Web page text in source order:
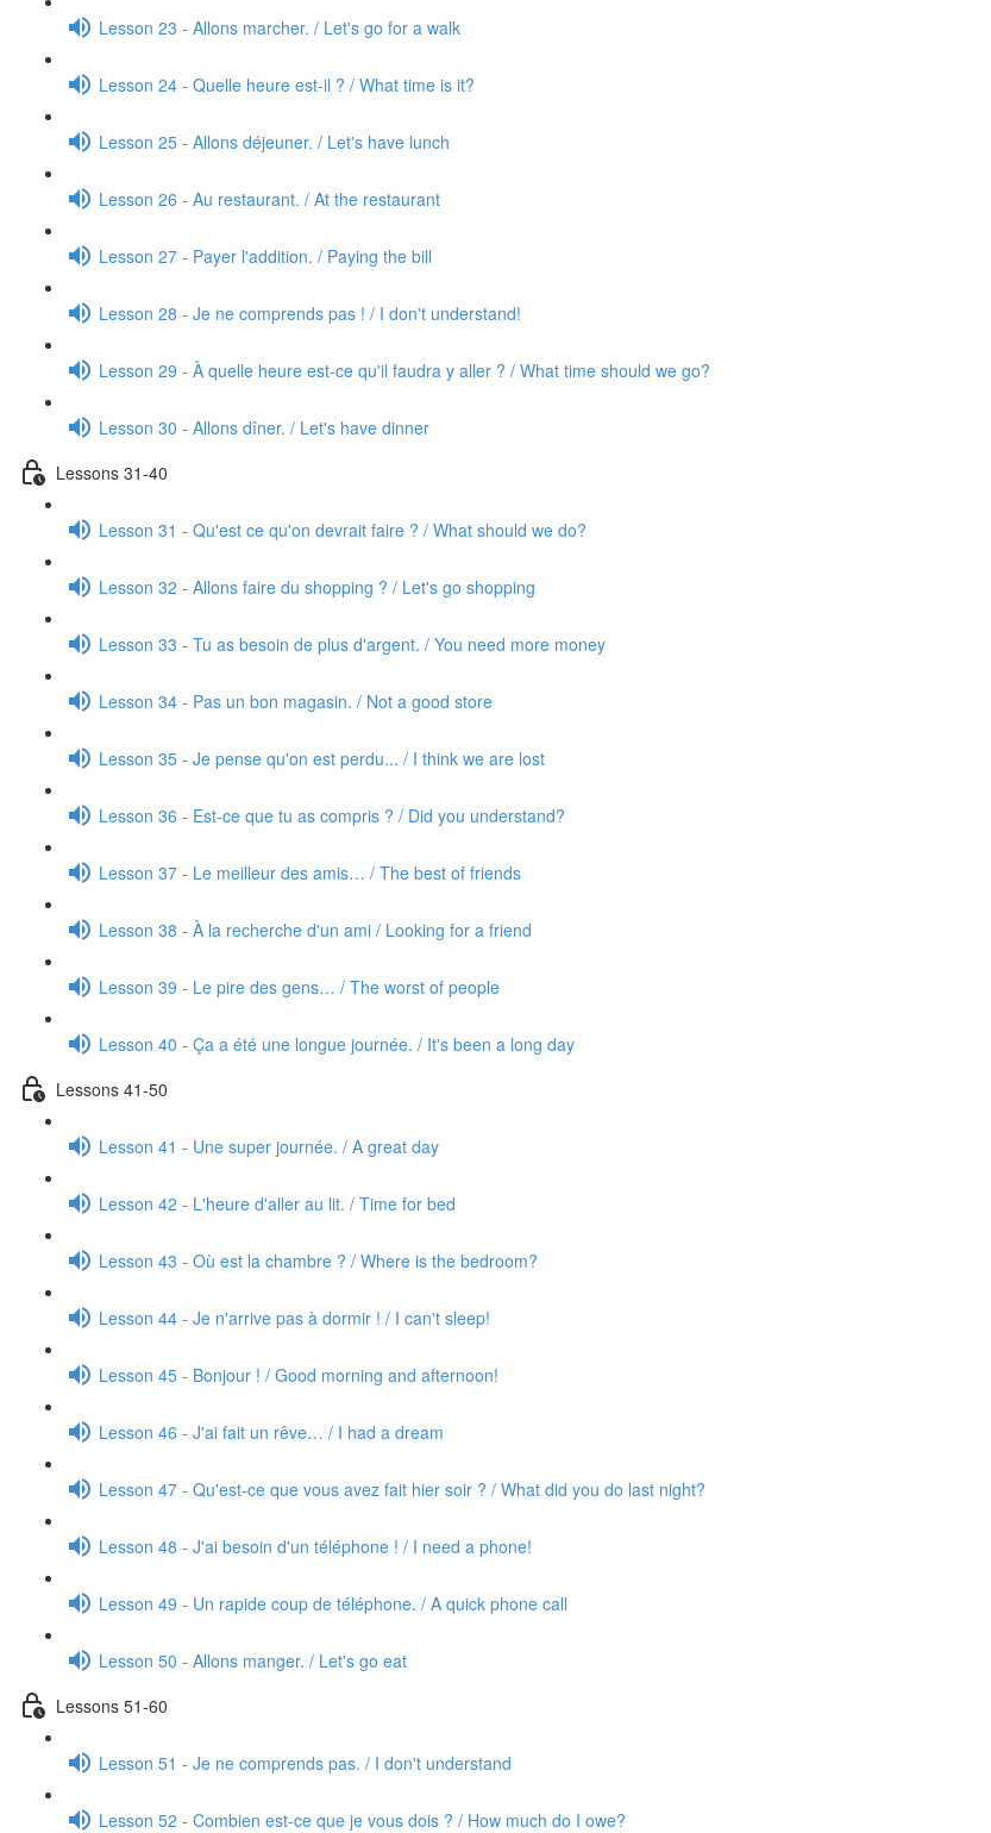
Lesson 23 - Allons marcher. / Let's go for a walk
Lesson 24 - Quelle heure est-il ? / What time is it?
Lesson 25 - Allons déjeuner. / Let's have lunch
Lesson 26 - Au restaurant. / At the restaurant
Lesson 27 - Payer l'addition. / Paying the bill
Lesson 28 - Je ne comprends pas ! / I don't understand!
Lesson 29 - À quelle heure est-ce qu'il faudra y aller ? / What time should we go?
Lesson 30 - Allons dîner. / Let's have dinner
Lessons 31-40
Lesson 31 - Qu'est ce qu'on devrait faire ? / What should we do?
Lesson 32 - Allons faire du shopping ? / Let's go shopping
Lesson 33 - Tu as besoin de plus d'argent. / You need more money
Lesson 34 - Pas un bon magasin. / Not a good store
Lesson 35 - Je pense qu'on est perdu... / I think we are lost
Lesson 36 - Est-ce que tu as compris ? / Did you understand?
Lesson 37 - Le meilleur des amis… / The best of friends
Lesson 38 - À la recherche d'un ami / Looking for a friend
Lesson 39 - Le pire des gens… / The worst of people
Lesson 40 - Ça a été une longue journée. / It's been a long day
Lessons 41-50
Lesson 41 - Une super journée. / A great day
Lesson 42 - L'heure d'aller au lit. / Time for bed
Lesson 43 - Où est la chambre ? / Where is the bedroom?
Lesson 44 - Je n'arrive pas à dormir ! / I can't sleep!
Lesson 45 - Bonjour ! / Good morning and afternoon!
Lesson 46 - J'ai fait un rêve… / I had a dream
Lesson 47 - Qu'est-ce que vous avez fait hier soir ? / What did you do last night?
Lesson 48 - J'ai besoin d'un téléphone ! / I need a phone!
Lesson 49 - Un rapide coup de téléphone. / A quick phone call
Lesson 50 - Allons manger. / Let's go eat
Lessons 51-60
Lesson 51 - Je ne comprends pas. / I don't understand
Lesson 52 - Combien est-ce que je vous dois ? / How much do I owe?